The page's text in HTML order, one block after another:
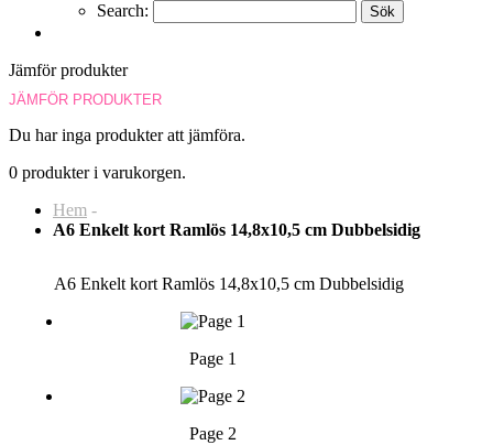
Search:
Sök
Jämför produkter
JÄMFÖR PRODUKTER
Du har inga produkter att jämföra.
0 produkter i varukorgen.
Hem -
A6 Enkelt kort Ramlös 14,8x10,5 cm Dubbelsidig
A6 Enkelt kort Ramlös 14,8x10,5 cm Dubbelsidig
Page 1
Page 2